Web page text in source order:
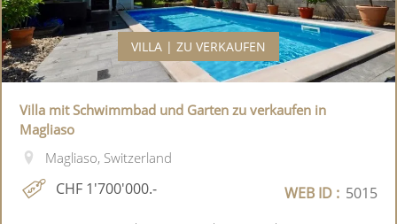
VILLA | ZU VERKAUFEN
Villa mit Schwimmbad und Garten zu verkaufen in
Magliaso
Magliaso, Switzerland
CHF 1'700'000.- WEB ID : 5015